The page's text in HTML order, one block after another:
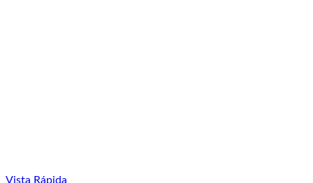
Vista Rápida